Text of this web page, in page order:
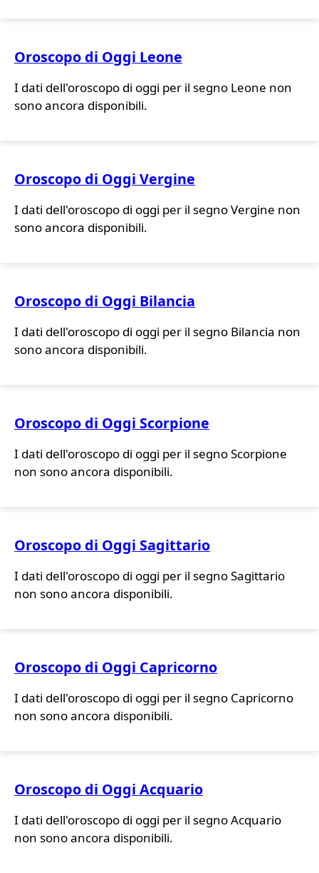
Oroscopo di Oggi Leone
I dati dell'oroscopo di oggi per il segno Leone non
sono ancora disponibili.
Oroscopo di Oggi Vergine
I dati dell'oroscopo di oggi per il segno Vergine non
sono ancora disponibili.
Oroscopo di Oggi Bilancia
I dati dell'oroscopo di oggi per il segno Bilancia non
sono ancora disponibili.
Oroscopo di Oggi Scorpione
I dati dell'oroscopo di oggi per il segno Scorpione
non sono ancora disponibili.
Oroscopo di Oggi Sagittario
I dati dell'oroscopo di oggi per il segno Sagittario
non sono ancora disponibili.
Oroscopo di Oggi Capricorno
I dati dell'oroscopo di oggi per il segno Capricorno
non sono ancora disponibili.
Oroscopo di Oggi Acquario
I dati dell'oroscopo di oggi per il segno Acquario
non sono ancora disponibili.